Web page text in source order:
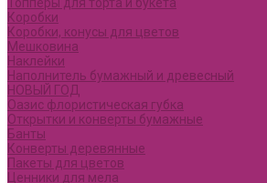
Коробки
Коробки, конусы для цветов
Мешковина
Наклейки
Наполнитель бумажный и древесный
НОВЫЙ ГОД
Оазис флористическая губка
Открытки и конверты бумажные
Банты
Конверты деревянные
Пакеты для цветов
Ценники для мела